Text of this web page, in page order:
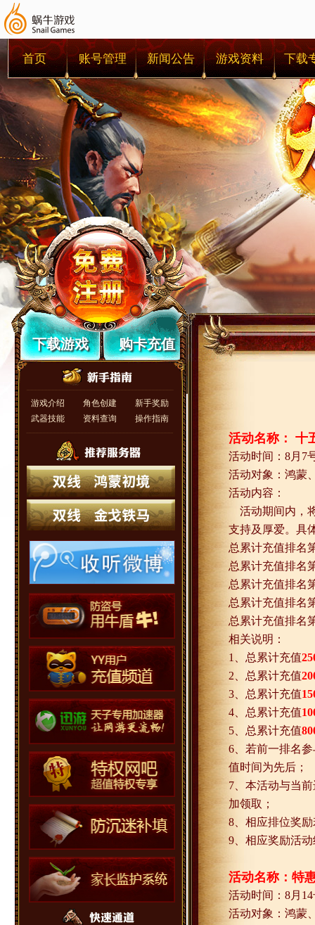
首页 账号管理 新闻公告 游戏资料 下载
下载游戏 购卡充值
游戏介绍 角色创建
新手奖励
武器技能
资料查询 操作指南
活动名称： 十
活动时间： 8月 7
活动对象：鸿蒙
活动内容：
活动期间内，
支持及厚爱。具
总累计充值排名
总累计充值排名
总累计充值排名
总累计充值排名
总累计充值排名
相关说明：
1
、总累计充值
2 、总累计充值
3 、总累计充值
4 、总累计充值
5 、总累计充值
6 、若前一排名
值时间为先后；
7 、本活动与当
加领取；
8 、相应排位奖
9 、相应奖励活
活动名称：特
活动时间： 8月 14
活动对象：鸿蒙